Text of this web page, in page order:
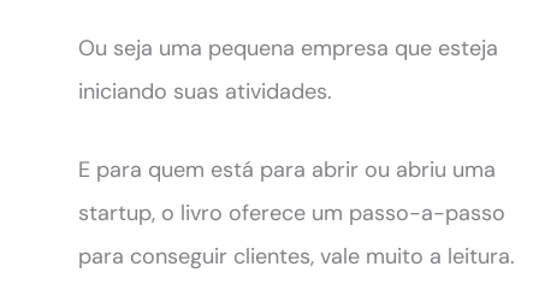
Ou seja uma pequena empresa que esteja
iniciando suas atividades.
E para quem está para abrir ou abriu uma
startup, o livro oferece um passo-a-passo
para conseguir clientes, vale muito a leitura.